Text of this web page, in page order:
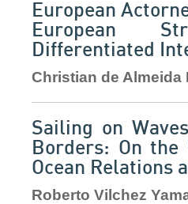
European
European
Differentiated
Christian de Almeida
Sailing on
Borders: On the
Ocean Relations
Roberto Vilchez